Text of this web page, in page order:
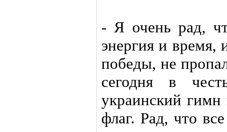
- Я очень рад,
энергия и время,
победы, не
сегодня в
украинский
флаг. Рад, что